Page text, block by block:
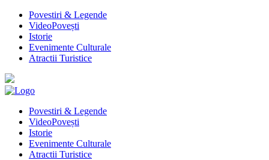
Povestiri & Legende
VideoPovești
Istorie
Evenimente Culturale
Atractii Turistice
Povestiri & Legende
VideoPovești
Istorie
Evenimente Culturale
Atractii Turistice